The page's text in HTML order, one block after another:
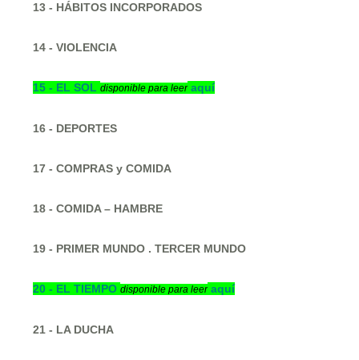
13 - HÁBITOS INCORPORADOS
14 - VIOLENCIA
15 - EL SOL disponible para leer aquí
16 - DEPORTES
17 - COMPRAS y COMIDA
18 - COMIDA – HAMBRE
19 - PRIMER MUNDO . TERCER MUNDO
20 - EL TIEMPO disponible para leer aquí
21 - LA DUCHA